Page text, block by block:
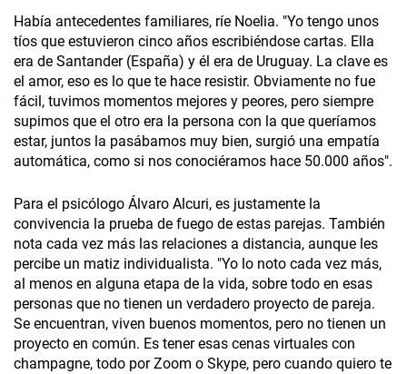
Había antecedentes familiares, ríe Noelia. "Yo tengo unos
tíos que estuvieron cinco años escribiéndose cartas. Ella
era de Santander (España) y él era de Uruguay. La clave es
el amor, eso es lo que te hace resistir. Obviamente no fue
fácil, tuvimos momentos mejores y peores, pero siempre
supimos que el otro era la persona con la que queríamos
estar, juntos la pasábamos muy bien, surgió una empatía
automática, como si nos conociéramos hace 50.000 años".
Para el psicólogo Álvaro Alcuri, es justamente la
convivencia la prueba de fuego de estas parejas. También
nota cada vez más las relaciones a distancia, aunque les
percibe un matiz individualista. "Yo lo noto cada vez más,
al menos en alguna etapa de la vida, sobre todo en esas
personas que no tienen un verdadero proyecto de pareja.
Se encuentran, viven buenos momentos, pero no tienen un
proyecto en común. Es tener esas cenas virtuales con
champagne, todo por Zoom o Skype, pero cuando quiero te